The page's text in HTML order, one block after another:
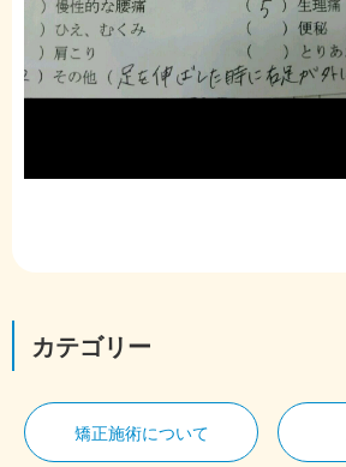
カテゴリー
矯正施術について